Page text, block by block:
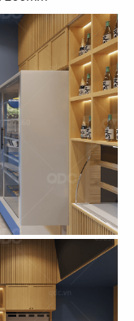
Hưng Đạo